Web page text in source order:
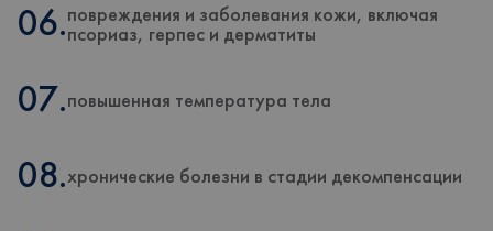
06.повреждения и заболевания кожи, включая
псориаз, герпес и дерматиты
07.повышенная температура тела
08.хронические болезни в стадии декомпенсации